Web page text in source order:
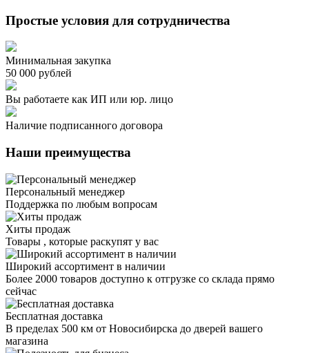
Простые условия для сотрудничества
Минимальная закупка
50 000 рублей
Вы работаете как ИП или юр. лицо
Наличие подписанного договора
Наши преимущества
Персональный менеджер
Поддержка по любым вопросам
Хиты продаж
Товары , которые раскупят у вас
Широкий ассортимент в наличии
Более 2000 товаров доступно к отгрузке со склада прямо
сейчас
Бесплатная доставка
В пределах 500 км от Новосибирска до дверей вашего
магазина